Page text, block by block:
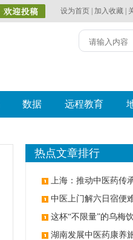
设为首页 加入收藏
数据 远程教育
热点文章排行
上海：推动中医药传
展 中医上门解六日宿便
这杯“不限量”的乌梅
湖南发展中医药康养